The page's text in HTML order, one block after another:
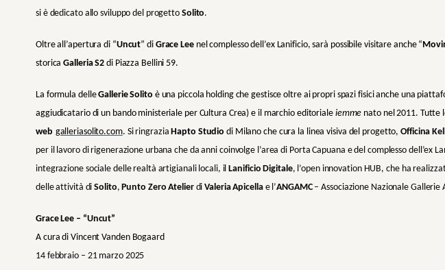
si è dedicato allo sviluppo del progetto Solito.
Oltre all’apertura di “Uncut” di Grace Lee nel complesso dell’ex Lanificio, sarà possibile visitare anche “
storicaGalleriaS2 di Piazza Bellini 59.
La formula delleGallerie Solito è una piccola holding che gestisce oltre ai propri spazi fisici anche una
aggiudicatario di un bando ministeriale per Cultura Crea) e il marchio editoriale iemme nato nel 2011. Tutte
web galleriasolito.com. SiringraziaHapto Studiodi Milano che cura la linea visiva del progetto,Officina
per il lavoro di rigenerazione urbana che da anni coinvolge l’area di Porta Capuana e del complesso dell’ex
integrazione sociale delle realtà artigianali locali, ilLanificio Digitale, l’open innovation HUB, che ha
delle attività diSolito,Punto Zero AtelierdiValeria Apicellae l’ANGAMC– Associazione Nazionale
Grace Lee – “Uncut”
A cura di Vincent Vanden Bogaard
14 febbraio – 21 marzo 2025